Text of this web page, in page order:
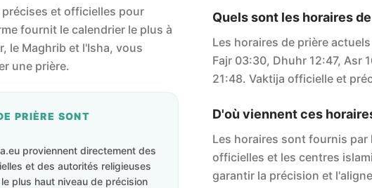
et officielles pour
fournit le calendrier le plus à
le Maghrib et l'Isha, vous
une prière.
PRIÈRE SONT
proviennent directement des
et des autorités religieuses
plus haut niveau de précision
Quels sont les horaires
Les horaires de prière
Fajr 03:30, Dhuhr 12:47, Asr
21:48. Vaktija officielle et
D'où viennent ces
Les horaires sont fournis
officielles et les centres
garantir la précision et